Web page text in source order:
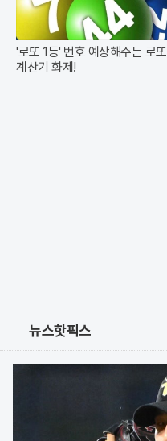
'로또 1등' 번호 예상해주는 로또
계산기 화제!
뉴스핫픽스